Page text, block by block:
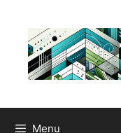
contenu
Menu